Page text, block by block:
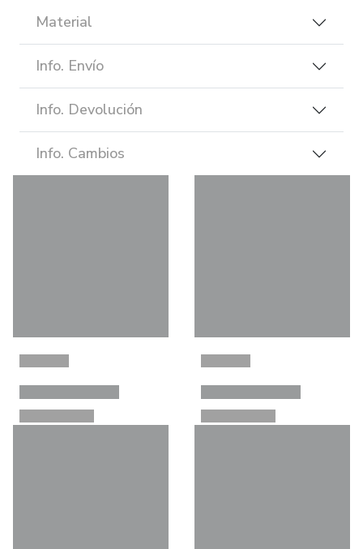
Material
Info. Envío
Info. Devolución
Info. Cambios